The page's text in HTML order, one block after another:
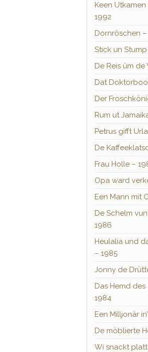
Keen Utkamen
1992
Dornröschen –
Stick un Stump
De Reis üm de
Dat
Der
Rum ut
Petrus gifft
De
Frau Holle –
Opa ward
Een Mann mit
De Schelm
1986
Heulalia und
– 1985
Jonny de
Das Hemd
1984
Een Milljonär
De möblierte
Wi snackt platt